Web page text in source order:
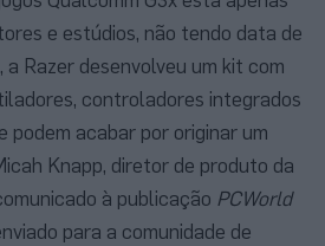
e estúdios, não tendo data de
Razer desenvolveu um kit com
controladores integrados
podem acabar por originar um
Knapp, diretor de produto da
à publicação PCWorld
para a comunidade de